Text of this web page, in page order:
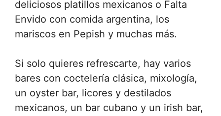
deliciosos platillos mexicanos o Falta
Envido con comida argentina, los
mariscos en Pepish y muchas más.
Si solo quieres refrescarte, hay varios
bares con coctelería clásica, mixología,
un oyster bar, licores y destilados
mexicanos, un bar cubano y un irish bar,